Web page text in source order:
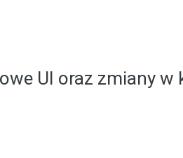
UI oraz zmiany w